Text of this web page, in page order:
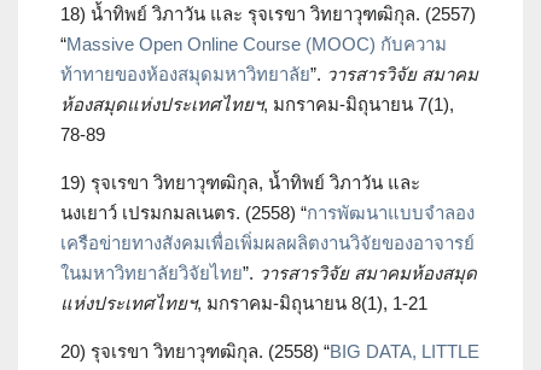
18) น้ำทิพย์ วิภาวัน และ รุจเรขา วิทยาวุฑฒิกุล. (2557)
“Massive Open Online Course (MOOC) กับความ
ท้าทายของห้องสมุดมหาวิทยาลัย”. วารสารวิจัย สมาคม
ห้องสมุดแห่งประเทศไทยฯ, มกราคม-มิถุนายน 7(1),
78-89
19) รุจเรขา วิทยาวุฑฒิกุล, น้ำทิพย์ วิภาวัน และ
นงเยาว์ เปรมกมลเนตร. (2558) “การพัฒนาแบบจำลอง
เครือข่ายทางสังคมเพื่อเพิ่มผลผลิตงานวิจัยของอาจารย์
ในมหาวิทยาลัยวิจัยไทย”. วารสารวิจัย สมาคมห้องสมุด
แห่งประเทศไทยฯ, มกราคม-มิถุนายน 8(1), 1-21
20) รุจเรขา วิทยาวุฑฒิกุล. (2558) “BIG DATA, LITTLE